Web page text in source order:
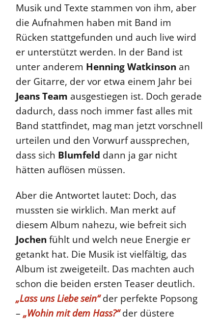
Musik und Texte stammen von ihm, aber
die Aufnahmen haben mit Band im
Rücken stattgefunden und auch live wird
er unterstützt werden. In der Band ist
unter anderem Henning Watkinson an
der Gitarre, der vor etwa einem Jahr bei
Jeans Team ausgestiegen ist. Doch gerade
dadurch, dass noch immer fast alles mit
Band stattfindet, mag man jetzt vorschnell
urteilen und den Vorwurf aussprechen,
dass sich Blumfeld dann ja gar nicht
hätten auflösen müssen.
Aber die Antwortet lautet: Doch, das
mussten sie wirklich. Man merkt auf
diesem Album nahezu, wie befreit sich
Jochen fühlt und welch neue Energie er
getankt hat. Die Musik ist vielfältig, das
Album ist zweigeteilt. Das machten auch
schon die beiden ersten Teaser deutlich.
„Lass uns Liebe sein“der perfekte Popsong
– „Wohin mit dem Hass?“der düstere